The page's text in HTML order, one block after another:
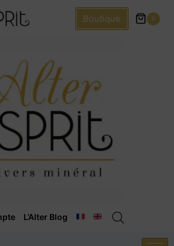
Boutique 0
L’Alter Blog